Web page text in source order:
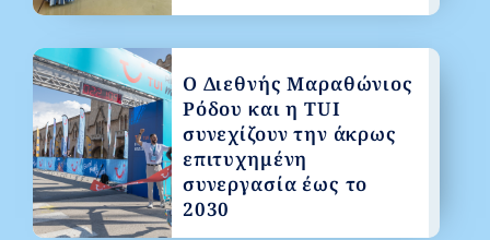
Ο Διεθνής Μαραθώνιος
Ρόδου και η TUI
συνεχίζουν την άκρως
επιτυχημένη
συνεργασία έως το
2030